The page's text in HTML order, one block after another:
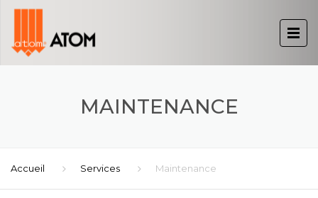
MAINTENANCE
Accueil Services Maintenance